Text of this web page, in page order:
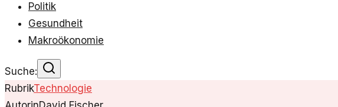
Politik
Gesundheit
Makroökonomie
Suche:
RubrikTechnologie